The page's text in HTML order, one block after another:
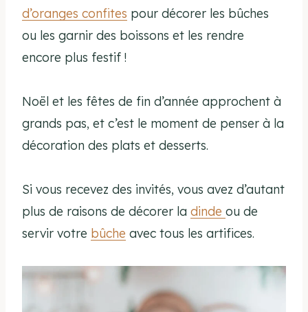
d’oranges confites pour décorer les bûches
ou les garnir des boissons et les rendre
encore plus festif !
Noël et les fêtes de fin d’année approchent à
grands pas, et c’est le moment de penser à la
décoration des plats et desserts.
Si vous recevez des invités, vous avez d’autant
plus de raisons de décorer la dinde ou de
servir votre bûche avec tous les artifices.